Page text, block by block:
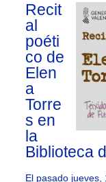
Recit
al
poéti
co de
Elen
a
Torre
s en
la
Biblioteca
El pasado jueves,